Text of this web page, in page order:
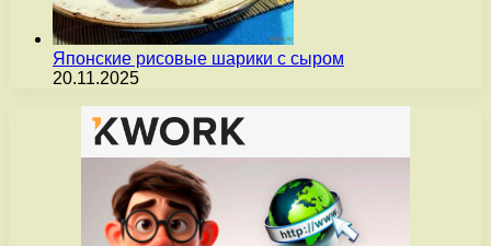
Японские рисовые шарики с сыром
20.11.2025